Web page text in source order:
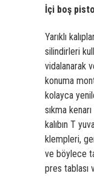
İçi boş
Yarıklı
silindirleri
vidalanarak
konuma
kolayca
sıkma
kalıbın T
klempleri,
ve böylece
pres tablası